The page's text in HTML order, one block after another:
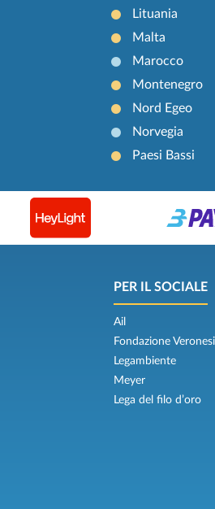
Lituania
Malta
Marocco
Montenegro
Nord Egeo
Norvegia
Paesi Bassi
PER IL SOCIALE
Ail
Fondazione Veronesi
Legambiente
Meyer
Lega del filo d’oro